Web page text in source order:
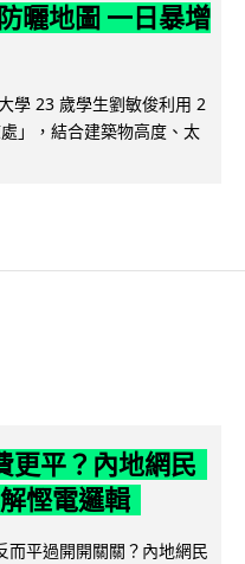
曬地圖 一日暴增
學 23 歲學生劉敏俊利用 2
」，結合建築物高度、太
更平？內地網民
慳電邏輯
而平過開開關關？內地網民